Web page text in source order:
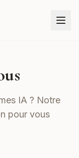
IA ? Notre
pour vous